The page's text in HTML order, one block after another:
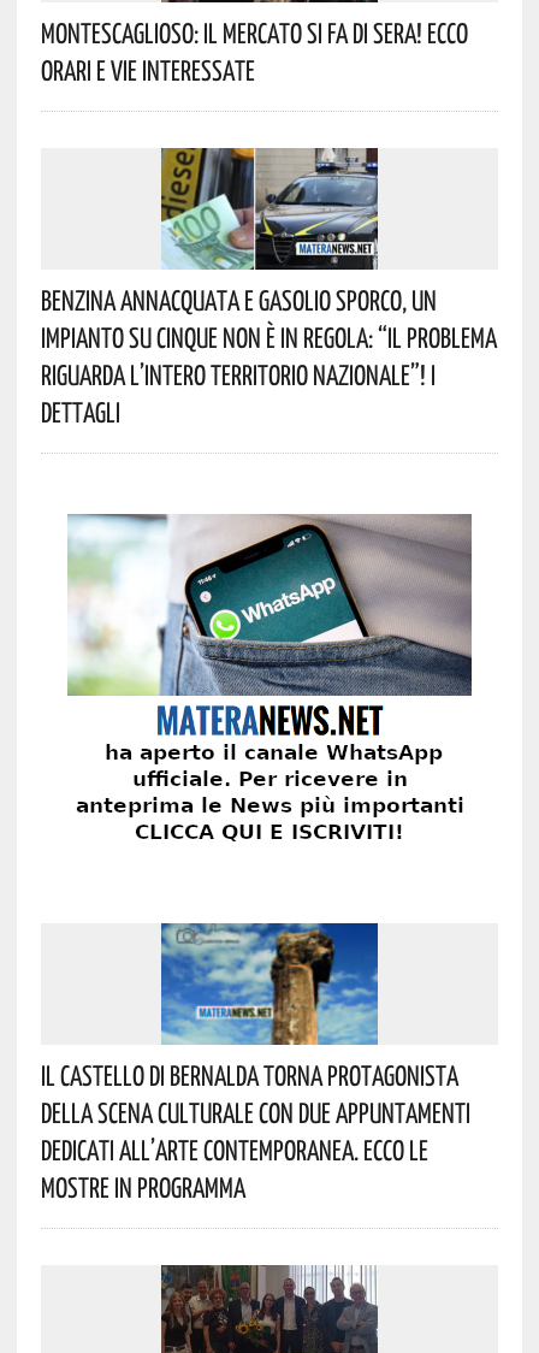
Montescaglioso: Il Mercato Si Fa Di Sera! Ecco
Orari E Vie Interessate
Benzina Annacquata E Gasolio Sporco, Un
Impianto Su Cinque Non È In Regola: “il Problema
Riguarda L’intero Territorio Nazionale”! I
Dettagli
Il Castello Di Bernalda Torna Protagonista
Della Scena Culturale Con Due Appuntamenti
Dedicati All’arte Contemporanea. Ecco Le
Mostre In Programma